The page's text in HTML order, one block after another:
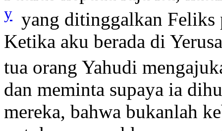
y yang ditinggalkan
Ketika aku berada di
tua orang Yahudi
dan meminta supaya ia
mereka, bahwa bukanlah